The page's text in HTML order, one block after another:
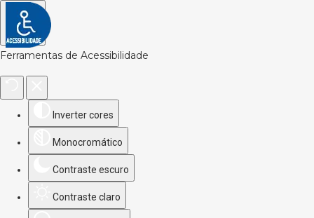
Ferramentas de Acessibilidade
Inverter cores
Monocromático
Contraste escuro
Contraste claro